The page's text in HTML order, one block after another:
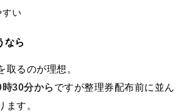
い
なら
取るのが理想。
30分から ですが整理券配布前に並ん
ます。